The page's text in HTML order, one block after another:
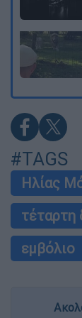
#TAGS
Ηλίας
τέταρτη
εμβόλιο